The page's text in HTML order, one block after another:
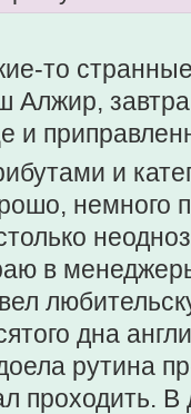
то
Алжир,
и
и
немного
в
дна
рутина
проходить.